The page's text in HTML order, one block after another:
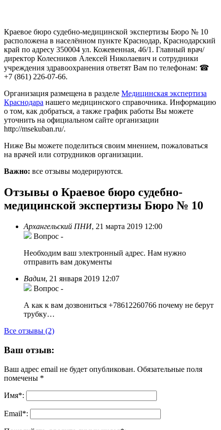
Краевое бюро судебно-медицинской экспертизы Бюро № 10
расположена в населённом пункте Краснодар, Краснодарский
край по адресу 350004 ул. Кожевенная, 46/1. Главный врач/
директор Колесников Алексей Николаевич и сотрудники
учреждения здравоохранения ответят Вам по телефонам: ☎
+7 (861) 226-07-66.
Организация размещена в разделе Медицинская экспертиза
Краснодара нашего медицинского справочника. Информацию
о том, как добраться, а также график работы Вы можете
уточнить на официальном сайте организации
http://msekuban.ru/.
Ниже Вы можете поделиться своим мнением, пожаловаться
на врачей или сотрудников организации.
Важно: все отзывы модерируются.
Отзывы о Краевое бюро судебно-
медицинской экспертизы Бюро № 10
Архангельский ПНИ, 21 марта 2019 12:00
Вопрос -
Необходим ваш электронный адрес. Нам нужно
отправить вам документы
Вадим, 21 января 2019 12:07
Вопрос -
А как к вам дозвониться +78612260766 почему не берут
трубку…
Все отзывы (2)
Ваш отзыв:
Ваш адрес email не будет опубликован. Обязательные поля
помечены *
Имя*:
Email*: